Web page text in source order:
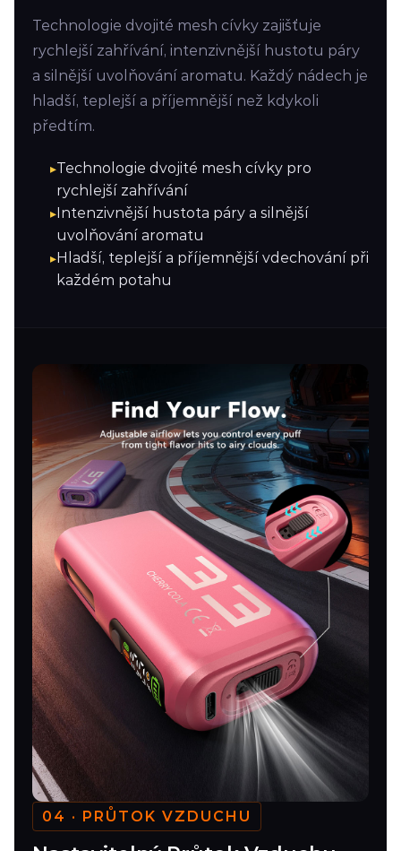
Technologie dvojité mesh cívky zajišťuje
rychlejší zahřívání, intenzivnější hustotu páry
a silnější uvolňování aromatu. Každý nádech je
hladší, teplejší a příjemnější než kdykoli
předtím.
Technologie dvojité mesh cívky pro
rychlejší zahřívání
Intenzivnější hustota páry a silnější
uvolňování aromatu
Hladší, teplejší a příjemnější vdechování při
každém potahu
04 · PRŮTOK VZDUCHU